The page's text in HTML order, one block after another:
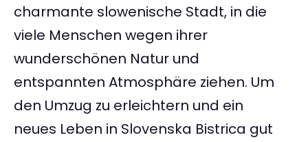
charmante slowenische Stadt, in die
viele Menschen wegen ihrer
wunderschönen Natur und
entspannten Atmosphäre ziehen. Um
den Umzug zu erleichtern und ein
neues Leben in Slovenska Bistrica gut